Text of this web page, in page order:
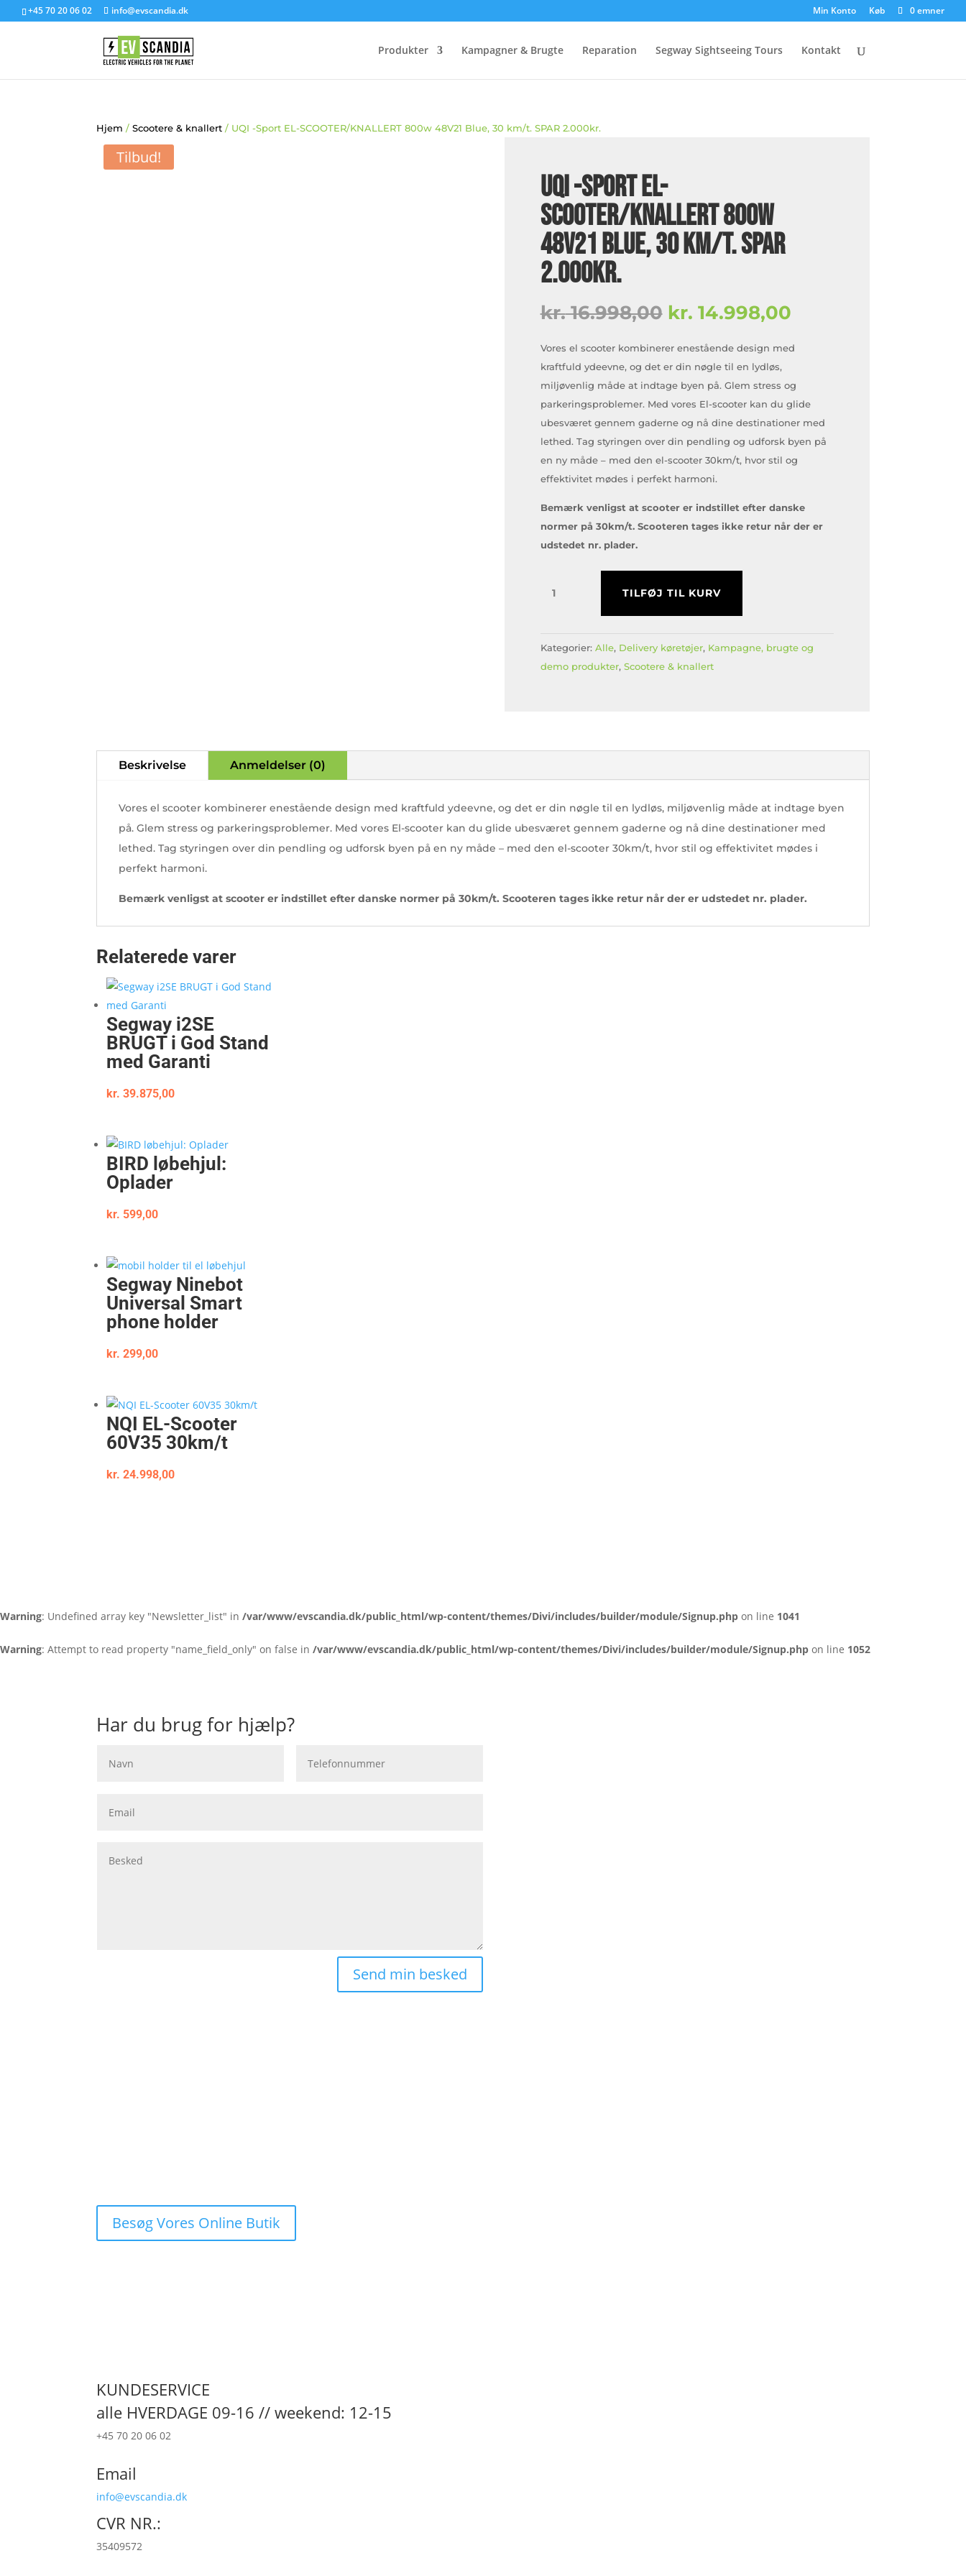
+45 70 20 06 02 info@evscandia.dk Min Konto Køb 0 emner
Produkter Kampagner & Brugte Reparation Segway Sightseeing Tours Kontakt
Hjem /Scootere & knallert / UQI -Sport EL-SCOOTER/KNALLERT 800w 48V21 Blue, 30 km/t. SPAR 2.000kr.
Tilbud!
UQI -Sport EL-
SCOOTER/KNALLERT 800w
48V21 Blue, 30 km/t. SPAR
2.000kr.
kr.16.998,00 Den
oprindelige
pris
var:
kr. 16.998,00.
kr. 14.998,00Den
pris
kr. 14.998,00.
Vores el scooter kombinerer enestående design med
kraftfuld ydeevne, og det er din nøgle til en lydløs,
miljøvenlig måde at indtage byen på. Glem stress og
parkeringsproblemer. Med vores El-scooter kan du glide
ubesværet gennem gaderne og nå dine destinationer med
lethed. Tag styringen over din pendling og udforsk byen på
en ny måde – med den el-scooter 30km/t, hvor stil og
effektivitet mødes i perfekt harmoni.
Bemærk venligst at scooter er indstillet efter danske
normer på 30km/t. Scooteren tages ikke retur når der er
udstedet nr. plader.
SCOOTER/KNALLERT
800w
antal
TILFØJ TIL KURV
Kategorier: Alle, Delivery køretøjer, Kampagne, brugte og
demo produkter, Scootere & knallert
Beskrivelse Anmeldelser (0)
Vores el scooter kombinerer enestående design med kraftfuld ydeevne, og det er din nøgle til en lydløs, miljøvenlig måde at indtage byen
på. Glem stress og parkeringsproblemer. Med vores El-scooter kan du glide ubesværet gennem gaderne og nå dine destinationer med
lethed. Tag styringen over din pendling og udforsk byen på en ny måde – med den el-scooter 30km/t, hvor stil og effektivitet mødes i
perfekt harmoni.
Bemærk venligst at scooter er indstillet efter danske normer på 30km/t. Scooteren tages ikke retur når der er udstedet nr. plader.
Relaterede varer
Segway i2SE
BRUGT i God Stand
med Garanti
kr. 39.875,00
BIRD løbehjul:
Oplader
kr. 599,00
Segway Ninebot
Universal Smart
phone holder
kr. 299,00
NQI EL-Scooter
60V35 30km/t
kr. 24.998,00
Warning: Undefined array key "Newsletter_list" in /var/www/evscandia.dk/public_html/wp-content/themes/Divi/includes/builder/module/Signup.php on line 1041
Warning: Attempt to read property "name_field_only" on false in /var/www/evscandia.dk/public_html/wp-content/themes/Divi/includes/builder/module/Signup.php on line 1052
Har du brug for hjælp?
Send min besked
Besøg Vores Online Butik
KUNDESERVICE
alle HVERDAGE 09-16 // weekend: 12-15
+45 70 20 06 02
Email
info@evscandia.dk
CVR NR.:
35409572